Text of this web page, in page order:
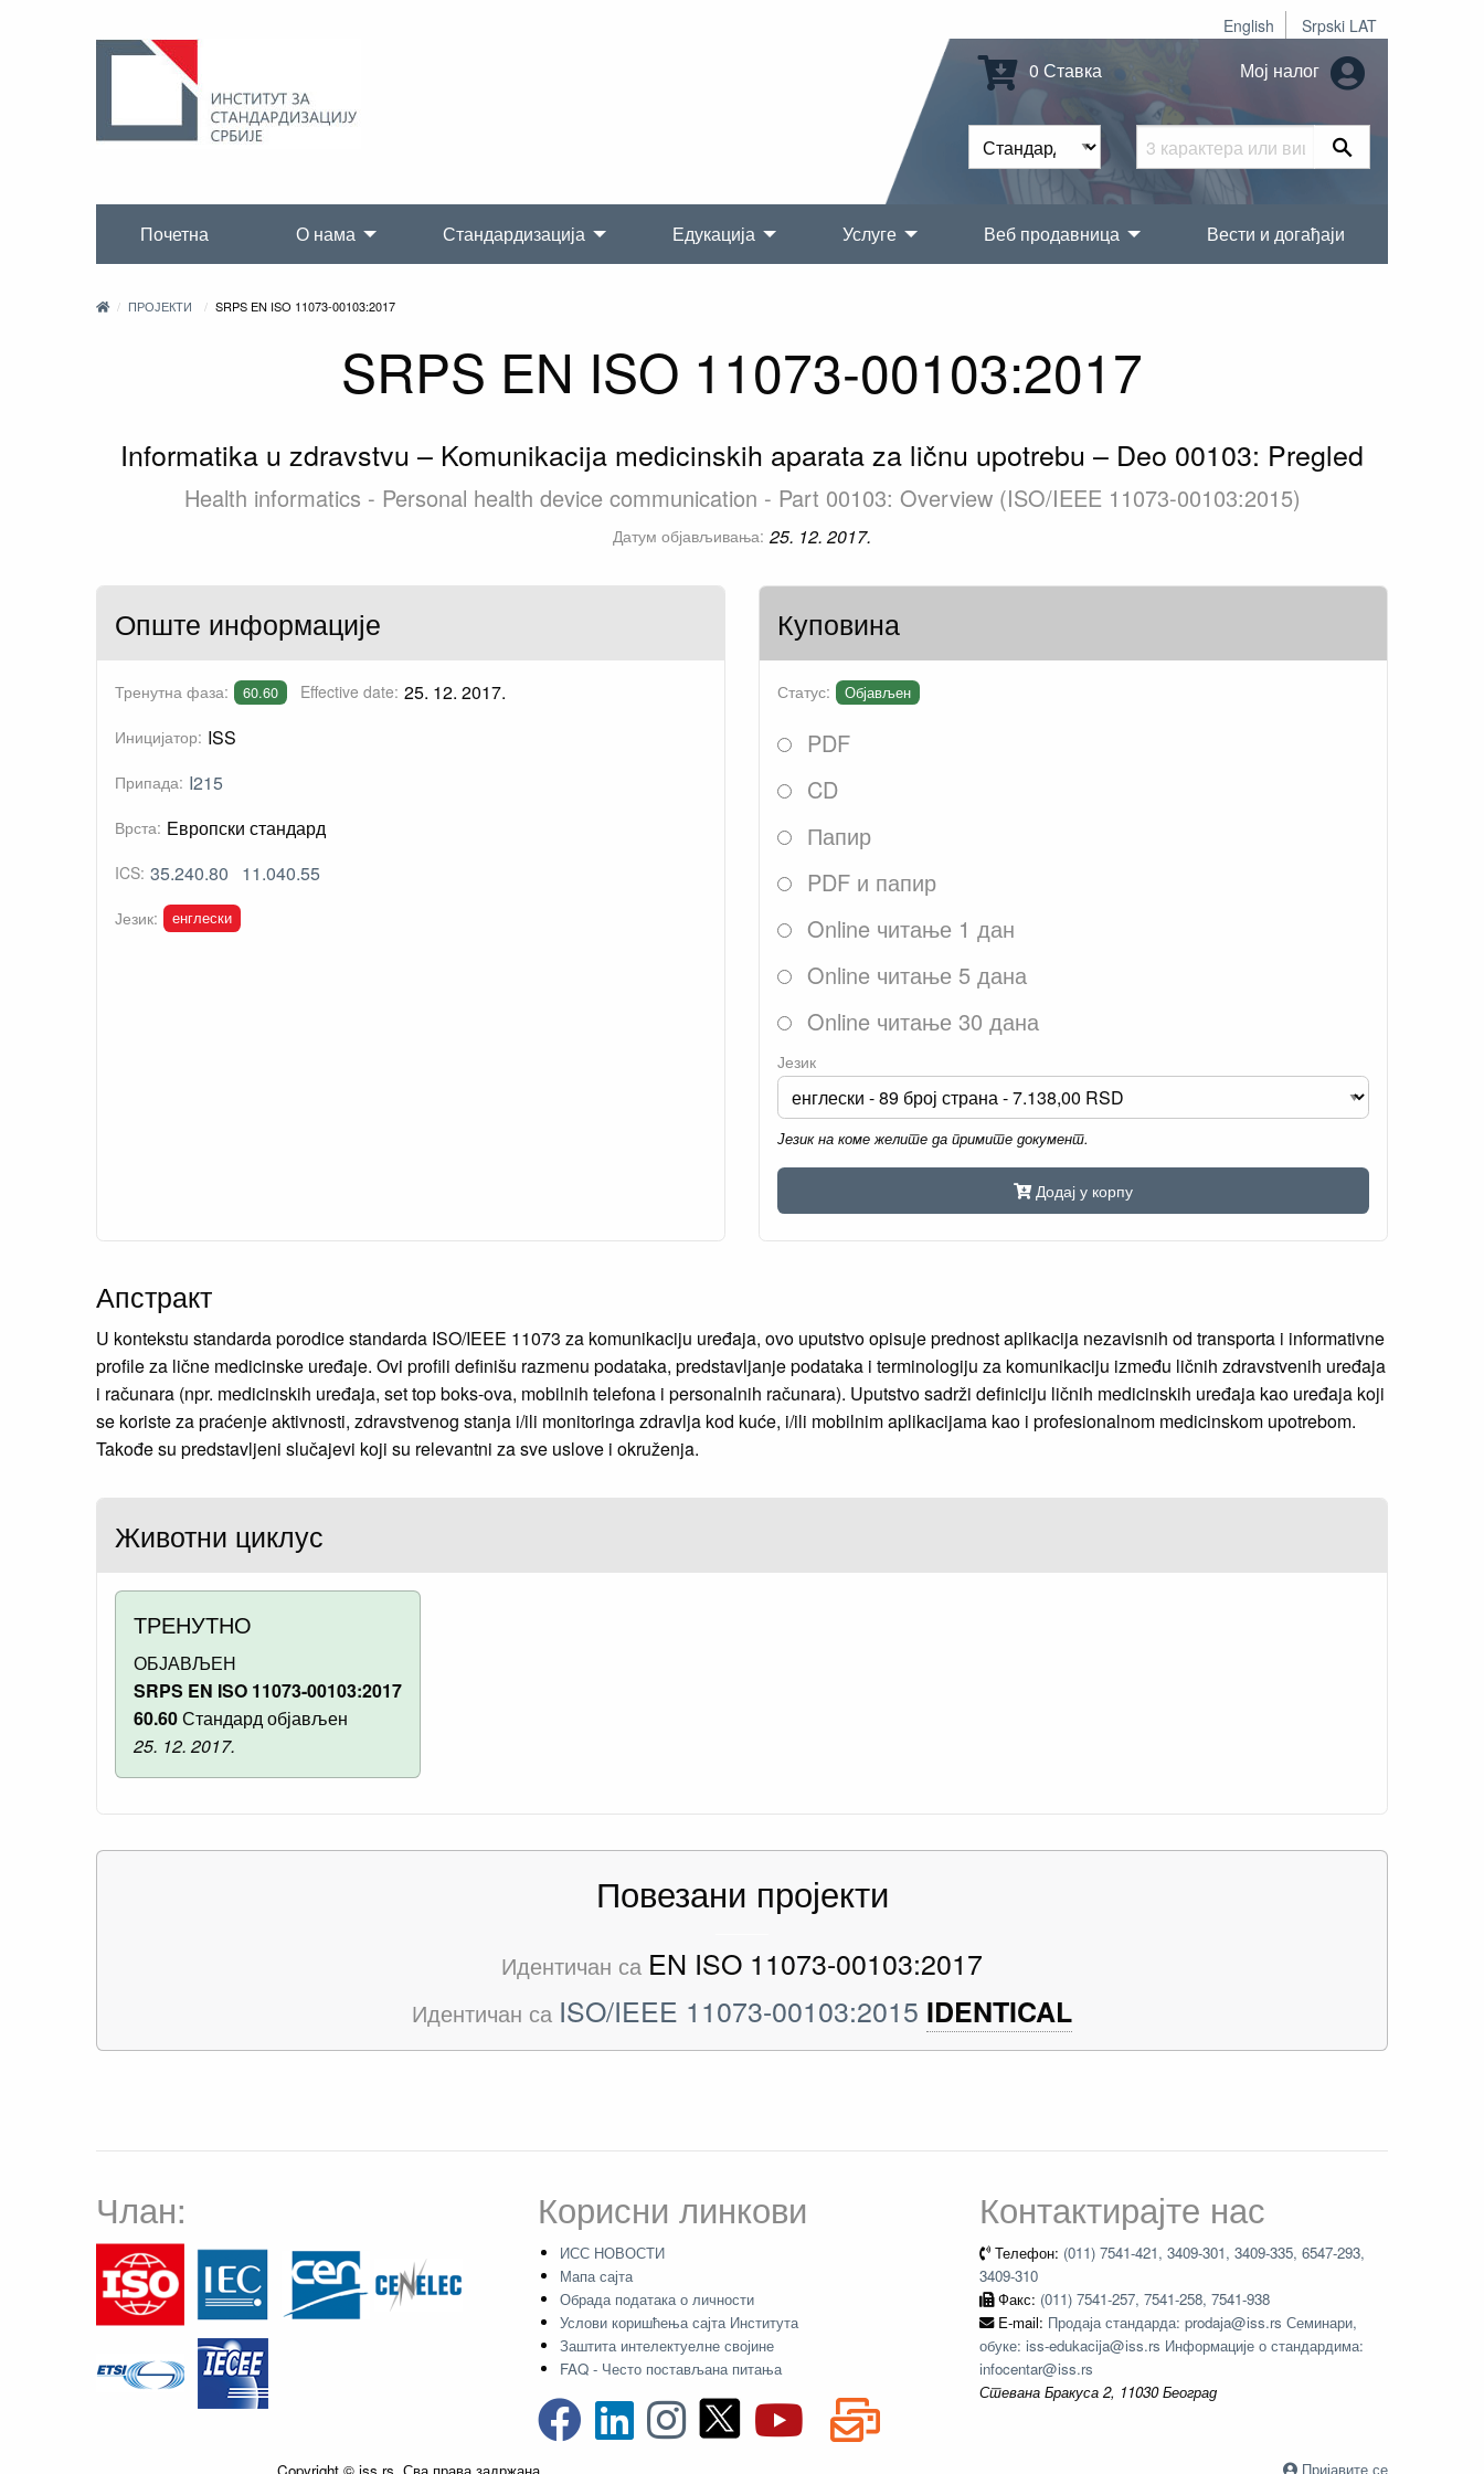
English Srpski LAT
0 Ставка Мој налог
Почетна О нама Стандардизација Едукација Услуге Веб продавница Вести и догађаји
ПРОЈЕКТИ SRPS EN ISO 11073-00103:2017
SRPS EN ISO 11073-00103:2017
Informatika u zdravstvu – Komunikacija medicinskih aparata za ličnu upotrebu – Deo 00103: Pregled
Health informatics - Personal health device communication - Part 00103: Overview (ISO/IEEE 11073-00103:2015)
Датум објављивања: 25. 12. 2017.
Опште информације
Тренутна фаза: 60.60 Effective date: 25. 12. 2017.
Иницијатор: ISS
Припада: I215
Врста: Европски стандард
ICS: 35.240.80 11.040.55
Језик: енглески
Куповина
Статус: Објављен
PDF
CD
Папир
PDF и папир
Online читање 1 дан
Online читање 5 дана
Online читање 30 дана
Језик
Језик на коме желите да примите документ.
Додај у корпу
Апстракт
U kontekstu standarda porodice standarda ISO/IEEE 11073 za komunikaciju uređaja, ovo uputstvo opisuje prednost aplikacija nezavisnih od transporta i informativne
profile za lične medicinske uređaje. Ovi profili definišu razmenu podataka, predstavljanje podataka i terminologiju za komunikaciju između ličnih zdravstvenih uređaja
i računara (npr. medicinskih uređaja, set top boks-ova, mobilnih telefona i personalnih računara). Uputstvo sadrži definiciju ličnih medicinskih uređaja kao uređaja koji
se koriste za praćenje aktivnosti, zdravstvenog stanja i/ili monitoringa zdravlja kod kuće, i/ili mobilnim aplikacijama kao i profesionalnom medicinskom upotrebom.
Takođe su predstavljeni slučajevi koji su relevantni za sve uslove i okruženja.
Животни циклус
ТРЕНУТНО
ОБЈАВЉЕН
SRPS EN ISO 11073-00103:2017
60.60Стандард објављен
25. 12. 2017.
Повезани пројекти
Идентичан са EN ISO 11073-00103:2017
Идентичан са ISO/IEEE 11073-00103:2015 IDENTICAL
Члан: Корисни линкови
ИСС НОВОСТИ
Мапа сајта
Обрада података о личности
Услови коришћења сајта Института
Заштита интелектуелне својине
FAQ - Често постављана питања
Контактирајте нас
Телефон: (011) 7541-421, 3409-301, 3409-335, 6547-293,
3409-310
Факс: (011) 7541-257, 7541-258, 7541-938
E-mail: Продаја стандарда: prodaja@iss.rs Семинари,
обуке: iss-edukacija@iss.rs Информације о стандардима:
infocentar@iss.rs
Стевана Бракуса 2, 11030 Београд
Пријавите се